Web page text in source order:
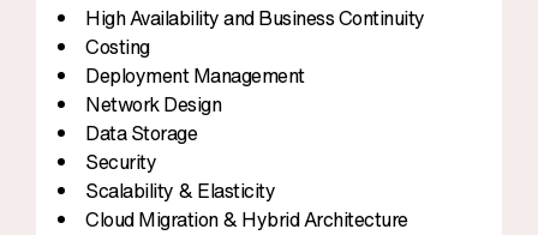
High Availability and Business Continuity
Costing
Deployment Management
Network Design
Data Storage
Security
Scalability & Elasticity
Cloud Migration & Hybrid Architecture